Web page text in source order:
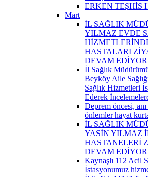
ERKEN TEŞHİS
Mart
İL SAĞLIK
YILMAZ EVDE
HASTALARI
DEVAM
İl Sağlık
Beyköy Aile
Sağlık Hizmetleri
Ederek
Deprem öncesi, anı
önlemler hayat
İL SAĞLIK
YASİN YILMAZ
HASTANELERİ
DEVAM
Kaynaşlı 112 Acil
İstasyonumuz